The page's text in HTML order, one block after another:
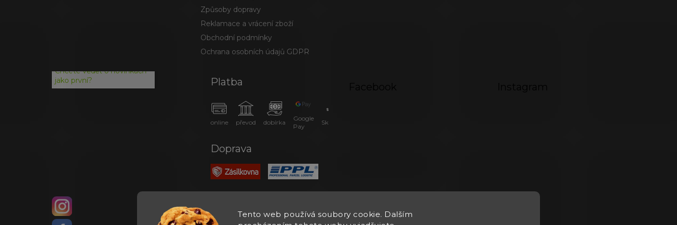
Tento web používá soubory cookie. Dalším
Způsoby dopravy
Reklamace a vrácení zboží
Obchodní podmínky
Ochrana osobních údajů GDPR
Chcete vědět o novinkách
jako první?
Platba
online převod dobírka
Google
Pay
SkipPay
Doprava